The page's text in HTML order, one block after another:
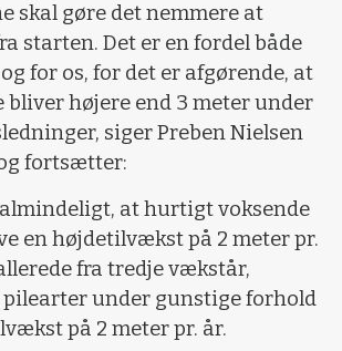
skal gøre det nemmere at
starten. Det er en fordel både
for os, for det er afgørende, at
højere end 3 meter under
siger Preben Nielsen
fortsætter:
at hurtigt voksende
en højdetilvækst på 2 meter pr.
fra tredje vækstår,
pilearter under gunstige forhold
på 2 meter pr. år.